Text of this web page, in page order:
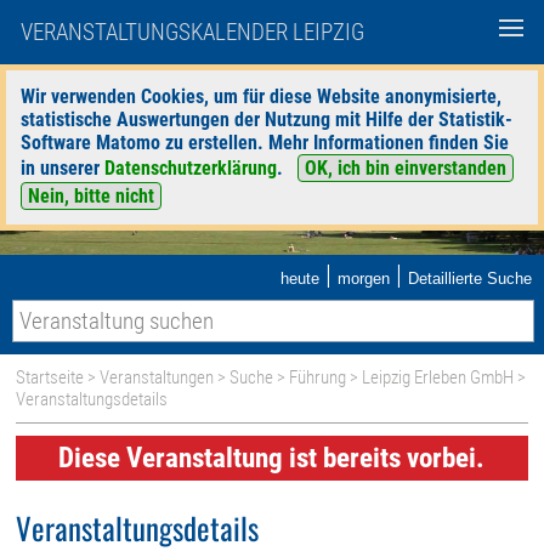
VERANSTALTUNGSKALENDER LEIPZIG
Wir verwenden Cookies, um für diese Website anonymisierte,
statistische Auswertungen der Nutzung mit Hilfe der Statistik-
Software Matomo zu erstellen. Mehr Informationen finden Sie
in unserer Datenschutzerklärung.
OK, ich bin einverstanden
Nein, bitte nicht
heute | morgen | Detaillierte Suche
Startseite >Veranstaltungen > Suche > Führung > Leipzig Erleben GmbH >
Veranstaltungsdetails
Diese Veranstaltung ist bereits vorbei.
Veranstaltungsdetails